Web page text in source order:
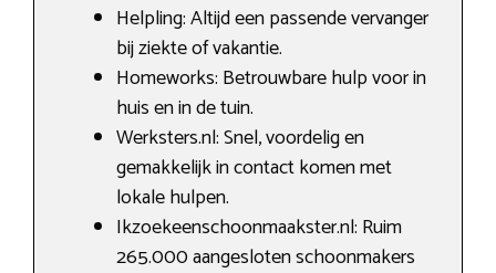
Helpling: Altijd een passende vervanger
bij ziekte of vakantie.
Homeworks: Betrouwbare hulp voor in
huis en in de tuin.
Werksters.nl: Snel, voordelig en
gemakkelijk in contact komen met
lokale hulpen.
Ikzoekeenschoonmaakster.nl: Ruim
265.000 aangesloten schoonmakers